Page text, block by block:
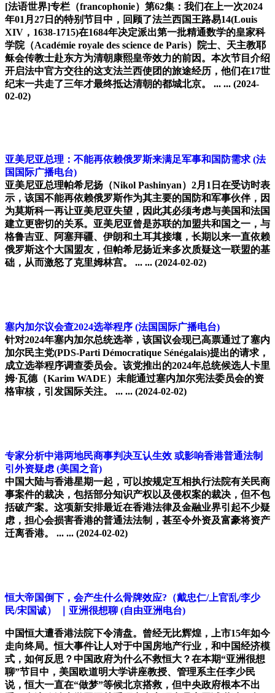
[法语世界]专栏（francophonie）第62集：我们在上一次2024
年01月27日的特别节目中，回顾了法兰西国王路易14(Louis
XIV，1638-1715)在1684年决定派出第一批精通数学的皇家科
学院（Académie royale des science de Paris）院士、天主教耶
稣会传教士赴东方为清朝康熙皇帝效力的前因。本次节目介绍
开启法中官方交往的这支法兰西使团的旅途经历，他们在17世
纪末一共走了三年才最终抵达清朝的都城北京。 ... ... (2024-
02-02)
亚美尼亚总理：不能再依赖俄罗斯来满足军事和国防需求 (法
国国际广播电台)
亚美尼亚总理帕希尼扬（Nikol Pashinyan）2月1日在受访时表
示，该国不能再依赖俄罗斯作为其主要的国防和军事伙伴，因
为莫斯科一再让亚美尼亚失望，因此其必须考虑与美国和法国
建立更密切的关系。亚美尼亚曾是苏联的加盟共和国之一，与
格鲁吉亚、阿塞拜疆、伊朗和土耳其接壤，长期以来一直依赖
俄罗斯这个大国盟友，但帕希尼扬近来多次质疑这一联盟的基
础，从而激怒了克里姆林宫。 ... ... (2024-02-02)
塞内加尔议会查2024选举程序 (法国国际广播电台)
针对2024年塞内加尔总统选举，该国议会现已高票通过了塞内
加尔民主党(PDS-Parti Démocratique Sénégalais)提出的请求，
成立选举程序调查委员会。该党推出的2024年总统候选人卡里
姆·瓦德（Karim WADE）未能通过塞内加尔宪法委员会的资
格审核，引发国际关注。 ... ... (2024-02-02)
专家分析中港两地民商事判决互认生效 或影响香港普通法制
引外资疑虑 (美国之音)
中国大陆与香港星期一起，可以按规定互相执行法院有关民商
事案件的裁决，包括部分知识产权以及侵权案的裁决，但不包
括破产案。这项新安排最近在香港法律及金融业界引起不少疑
虑，担心会损害香港的普通法法制，甚至令外资及富豪将资产
迁离香港。 ... ... (2024-02-02)
恒大帝国倒下，会产生什么骨牌效应?（戴忠仁/上官乱/李少
民/宋国诚） ｜亚洲很想聊 (自由亚洲电台)
中国恒大遭香港法院下令清盘。曾经无比辉煌，上市15年如今
走向终局。恒大事件让人对于中国房地产行业，和中国经济模
式，如何反思？中国政府为什么不救恒大？在本期“亚洲很想
聊”节目中，美国欧道明大学讲座教授、管理系主任李少民
说，恒大一直在“做梦”等候北京搭救，但中央政府根本不出